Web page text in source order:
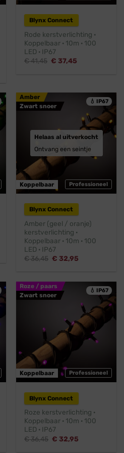
Blynx Connect
Rode kerstverlichting ·
Koppelbaar · 10m · 100
LED · IP67
€41,45 Oorspronkelijke
€ 37,45
💧 IP67
Amber
Zwart snoer
Professioneel
Koppelbaar
Helaas al uitverkocht
Ontvang een seintje
Blynx Connect
Amber (geel / oranje)
kerstverlichting ·
Koppelbaar · 10m · 100
LED · IP67
€36,45 Oorspronkelijke
€ 32,95
💧 IP67
Roze / paars
Zwart snoer
Professioneel
Koppelbaar
Blynx Connect
Roze kerstverlichting ·
Koppelbaar · 10m · 100
LED · IP67
€36,45 Oorspronkelijke
€ 32,95